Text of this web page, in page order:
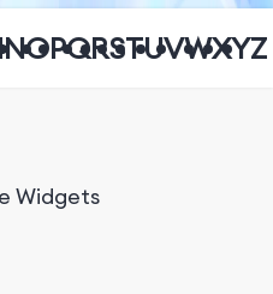
NOPQRSTUVWXYZ
Widgets